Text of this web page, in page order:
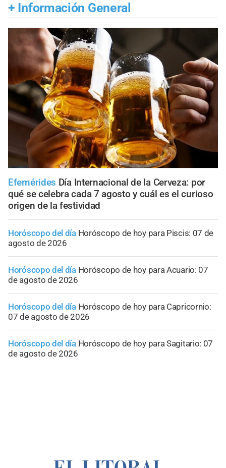
+ Información General
Efemérides Día Internacional de la Cerveza: por
qué se celebra cada 7 agosto y cuál es el curioso
origen de la festividad
Horóscopo del día Horóscopo de hoy para Piscis: 07 de
agosto de 2026
Horóscopo del día Horóscopo de hoy para Acuario: 07
de agosto de 2026
Horóscopo del día Horóscopo de hoy para Capricornio:
07 de agosto de 2026
Horóscopo del día Horóscopo de hoy para Sagitario: 07
de agosto de 2026